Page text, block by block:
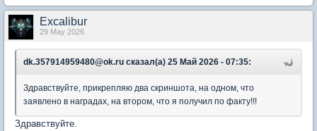
Excalibur
29 May 2026
dk.357914959480@ok.ru сказал(а) 25 Май 2026 - 07:35:
Здравствуйте, прикрепляю два скриншота, на одном, что
заявлено в наградах, на втором, что я получил по факту!!!
Здравствуйте.